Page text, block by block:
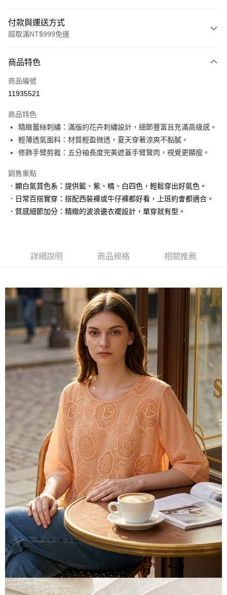
付款與運送方式
超取滿NT$999免運
信用卡一次付款
信用卡分期付款
合作金庫商業銀行
華南商業銀行
彰化商業銀行
上海商業儲蓄銀行
台北富邦商業銀行
國泰世華商業銀行
兆豐國際商業銀行
匯豐（台灣）商業銀行
聯邦商業銀行
遠東國際商業銀行
元大商業銀行
永豐商業銀行
台新國際商業銀行
中國信託商業銀行
6 期 0 利率 每期
華南商業銀行
彰化商業銀行
上海商業儲蓄銀行
台北富邦商業銀行
臺灣中小企業銀行
匯豐（台灣）商業銀行
華泰商業銀行
聯邦商業銀行
遠東國際商業銀行
元大商業銀行
永豐商業銀行
超商取貨付款
LINE Pay
Apple Pay
街口支付
悠遊付
【大哥付你分期使用說明】
成交易。
3.實際核准額度、可分期數及費用金額請依後續交易確認頁面所載為準。
4.訂單成立30分鐘內，如未前往確認交易或遇審核未通過，訂單將自動取
消。如遇「轉專審核」未通過狀況，表示未達大哥付你分期系統評分，恕無
法說明評估內容。
【繳款方式說明】
1.分期款項不併入電信帳單，「大哥付你分期」於每月結算日後寄送繳費提
2.透過簡訊連結打開帳單後，可選擇「超商條碼／台灣大直營門市／銀行轉
帳／街口支付／iPASS MONEY」等通路繳費。
1.本服務係由「台灣大哥大股份有限公司」（以下簡稱本公司）所提供，讓
用戶於交易時，得透過本服務購買商品或服務，並由商店將買賣／分期付款
買賣價金債權讓與本公司後，依約使用本公司帳單繳交帳款。
2.基於同意付款使用「大哥付你分期」之契約關係目的，商店將以您的個人
資料（包含姓名、電話或地址）提供予台灣大哥大進項蒐集、處理及利用，
由本公司與您本人進行分期帳單所需資料之確認、核對及更正。
3.完整用戶服務條款，請詳閱以下連結：https://oppay.tw/userRule
貨到付款
運送方式
全家取貨付款
每筆NT$100，滿NT$1,200(含以上)免運費
付款後全家取貨
每筆NT$100，滿NT$999(含以上)免運費
7-11取貨付款
每筆NT$100，滿NT$1,200(含以上)免運費
付款後7-11取貨
每筆NT$100，滿NT$999(含以上)免運費
宅配
每筆NT$100，滿NT$1,000(含以上)免運費
離島宅配
每筆NT$220，滿NT$2,000(含以上)免運費
貨到付款
每筆NT$150，滿NT$1,200(含以上)免運費
國家/地區配送 查看運費
商品特色
商品編號
11935521
商品特色
精緻蕾絲刺繡：滿版的花卉刺繡設計，細節豐富且充滿高級感。
輕薄透氣面料：材質輕盈微透，夏天穿著涼爽不黏膩。
修飾手臂剪裁：五分袖長度完美遮蓋手臂贅肉，視覺更顯瘦。
銷售重點
．顯白氣質色系：提供藍、紫、橘、白四色，輕鬆穿出好氣色。
．日常百搭實穿：搭配西裝褲或牛仔褲都好看，上班約會都適合。
．質感細節加分：精緻的波浪邊衣襬設計，單穿就有型。
詳細說明 商品規格 相關推薦